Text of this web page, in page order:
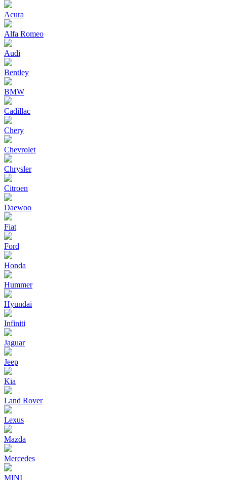
Acura
Alfa Romeo
Audi
Bentley
BMW
Cadillac
Chery
Chevrolet
Chrysler
Citroen
Daewoo
Fiat
Ford
Honda
Hummer
Hyundai
Infiniti
Jaguar
Jeep
Kia
Land Rover
Lexus
Mazda
Mercedes
MINI